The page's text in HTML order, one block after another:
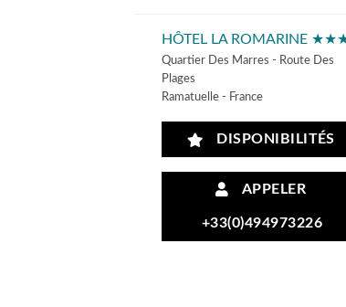
HÔTEL LA ROMARINE
Quartier Des Marres - Route Des
Plages
Ramatuelle - France
DISPONIBILITÉS
APPELER
+33(0)494973226